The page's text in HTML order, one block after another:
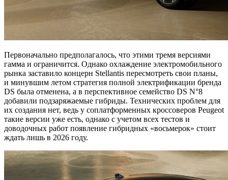
Первоначально предполагалось, что этими тремя версиями
гамма и ограничится. Однако охлаждение электромобильного
рынка заставило концерн Stellantis пересмотреть свои планы,
и минувшим летом стратегия полной электрификации бренда
DS была отменена, а в перспективное семейство DS N°8
добавили подзаряжаемые гибриды. Технических проблем для
их создания нет, ведь у соплатформенных кроссоверов Peugeot
такие версии уже есть, однако с учетом всех тестов и
доводочных работ появление гибридных «восьмерок» стоит
ждать лишь в 2026 году.